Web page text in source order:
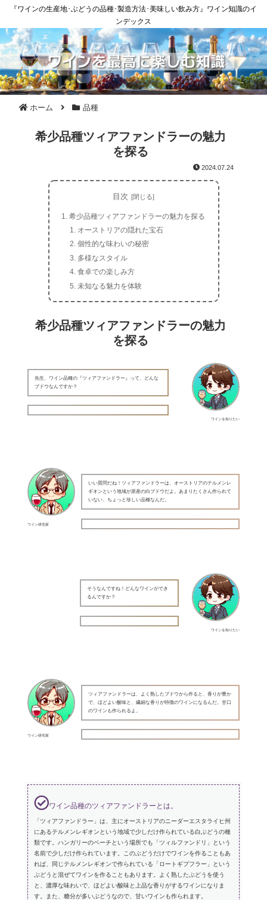
『ワインの生産地･ぶどうの品種･製造方法･美味しい飲み方』ワイン知識のイ
ンデックス
ホーム 品種
希少品種ツィアファンドラーの魅力
を探る
2024.07.24
目次
希少品種ツィアファンドラーの魅力を探る
オーストリアの隠れた宝石
個性的な味わいの秘密
多様なスタイル
食卓での楽しみ方
未知なる魅力を体験
希少品種ツィアファンドラーの魅力
を探る
ワインを知りたい
先生、ワイン品種の『ツィアファンドラー』って、どんな
ブドウなんですか？
ワイン研究家
いい質問だね！ツィアファンドラーは、オーストリアのテルメンレ
ギオンという地域が原産の白ブドウだよ。あまりたくさん作られて
いない、ちょっと珍しい品種なんだ。
ワインを知りたい
そうなんですね！どんなワインができ
るんですか？
ワイン研究家
ツィアファンドラーは、よく熟したブドウから作ると、香りが豊か
で、ほどよい酸味と、繊細な香りが特徴のワインになるんだ。甘口
のワインも作られるよ。
ワイン品種のツィアファンドラーとは。
「ツィアファンドラー」は、主にオーストリアのニーダーエスタライヒ州
にあるテルメンレギオンという地域で少しだけ作られている白ぶどうの種
類です。ハンガリーのペーチという場所でも「ツィルファンドリ」という
名前で少しだけ作られています。このぶどうだけでワインを作ることもあ
れば、同じテルメンレギオンで作られている「ロートギプフラー」という
ぶどうと混ぜてワインを作ることもあります。よく熟したぶどうを使う
と、濃厚な味わいで、ほどよい酸味と上品な香りがするワインになりま
す。また、糖分が多いぶどうなので、甘いワインも作られます。